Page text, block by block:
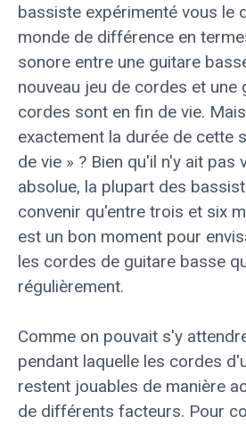
bassiste expérimenté vous le
monde de différence en
sonore entre une guitare
nouveau jeu de cordes et une
cordes sont en fin de vie.
exactement la durée de cette
de vie » ? Bien qu'il n'y ait pas
absolue, la plupart des
convenir qu'entre trois et six
est un bon moment pour
les cordes de guitare basse
régulièrement.
Comme on pouvait s'y
pendant laquelle les cordes
restent jouables de manière
de différents facteurs. Pour